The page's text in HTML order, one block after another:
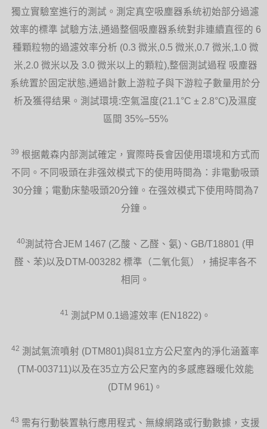
獨立實驗室進行的測試。測定真空吸塵器系统初始部分過濾
效率的標準 試驗方法,通過整個吸塵器系统對非連續直徑的 6
種顆粒物的過濾效率分析 (0.3 微米,0.5 微米,0.7 微米,1.0 微
米,2.0 微米以及 3.0 微米以上的顆粒),整個測試過程 吸塵器
系统置於固定狀態,通過計數上游粒子與下游粒子數量用於分
析及獲得结果。測試環境:空氣温度(21.1°C ± 2.8°C)及濕度
區間 35%−55%
39 根据戴森内部測試確定，實際時長會因使用環境和方式而
不同。不同吸頭在非强效模式下的使用時間為：非電動吸頭
30分鐘；電動床墊吸頭20分鐘。在强效模式下使用時間為7
分鐘。
40測試符合JEM 1467 (乙酸、乙醛、氨)、GB/T18801 (甲
醛、苯)以及DTM-003282 標準（二氧化氮），捕捉率各不
相同。
41 測試PM 0.1過濾效率 (EN1822)。
42 測試氣流噴射 (DTM801)與81立方公尺室內的淨化涵蓋率
(TM-003711)以及在35立方公尺室內的多感應器暖化效能
(DTM 961)。
43 需有行動裝置執行應用程式、無線網路或行動數據，支援